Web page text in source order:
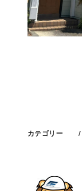
カテゴリー